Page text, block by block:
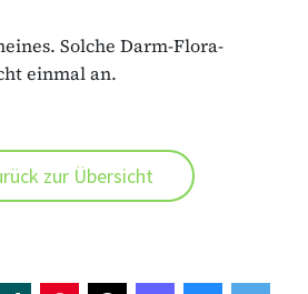
Solche Darm-Flora-
einmal an.
zur Übersicht